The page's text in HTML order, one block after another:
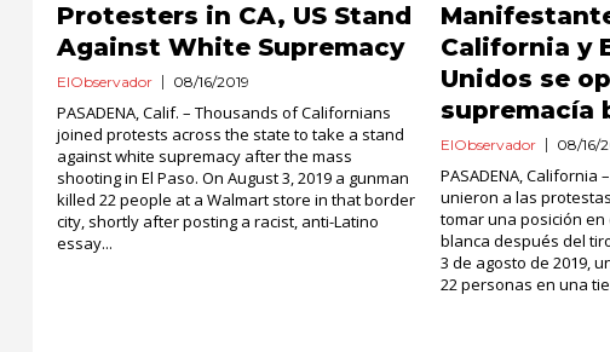
Protesters in CA, US Stand
Against White Supremacy
ElObservador 08/16/2019
PASADENA, Calif. – Thousands of Californians
joined protests across the state to take a stand
against white supremacy after the mass
shooting in El Paso. On August 3, 2019 a gunman
killed 22 people at a Walmart store in that border
city, shortly after posting a racist, anti-Latino
essay...
California y
Unidos se
supremacía
ElObservador 08/16/
PASADENA,
unieron a las
tomar una posición
blanca después del
3 de agosto de 2019,
22 personas en una